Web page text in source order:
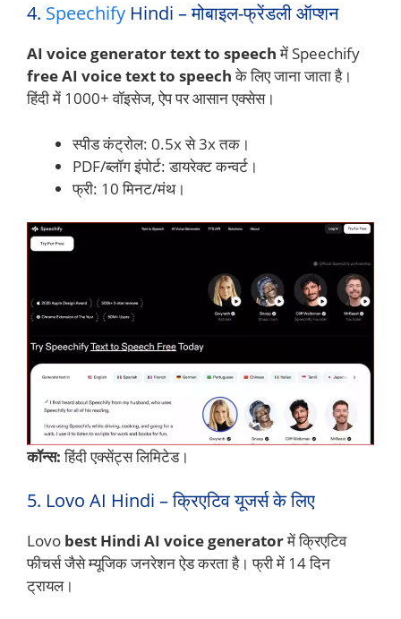
4. Speechify Hindi – मोबाइल-फ्रेंडली ऑप्शन
AI voice generator text to speechमें Speechify
free AI voice text to speechके लिए जाना जाता है।
हिंदी में 1000+ वॉइसेज, ऐप पर आसान एक्सेस।
स्पीड कंट्रोल: 0.5x से 3x तक।
PDF/ब्लॉग इंपोर्ट: डायरेक्ट कन्वर्ट।
फ्री: 10 मिनट/मंथ।
कॉन्स:हिंदी एक्सेंट्स लिमिटेड।
5. Lovo AI Hindi – क्रिएटिव यूजर्स के लिए
Lovo best Hindi AI voice generatorमें क्रिएटिव
फीचर्स जैसे म्यूजिक जनरेशन ऐड करता है। फ्री में 14 दिन
ट्रायल।